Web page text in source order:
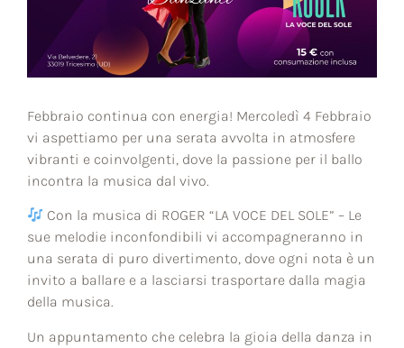
Febbraio continua con energia! Mercoledì 4 Febbraio
vi aspettiamo per una serata avvolta in atmosfere
vibranti e coinvolgenti, dove la passione per il ballo
incontra la musica dal vivo.
Con la musica di ROGER “LA VOCE DEL SOLE” – Le
sue melodie inconfondibili vi accompagneranno in
una serata di puro divertimento, dove ogni nota è un
invito a ballare e a lasciarsi trasportare dalla magia
della musica.
Un appuntamento che celebra la gioia della danza in